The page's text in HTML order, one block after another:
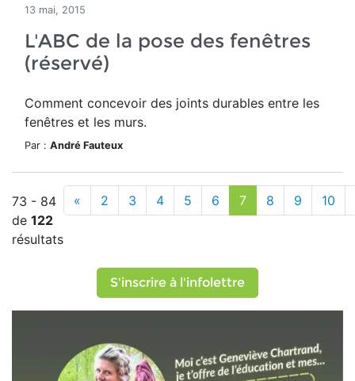
13 mai, 2015
L'ABC de la pose des fenêtres
(réservé)
Comment concevoir des joints durables entre les
fenêtres et les murs.
Par : André Fauteux
73 - 84
de 122
résultats
« 2 3 4 5 6 7 8 9 10
S'inscrire à l'infolettre